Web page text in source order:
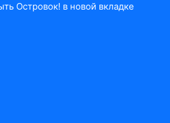
Островок! в новой вкладке